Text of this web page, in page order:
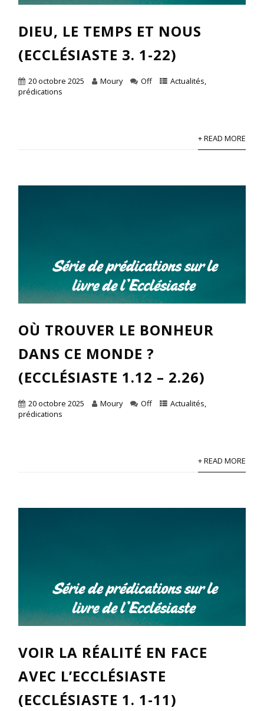
DIEU, LE TEMPS ET NOUS
(ECCLÉSIASTE 3. 1-22)
20 octobre 2025 Moury Off Actualités,
prédications
+ READ MORE
OÙ TROUVER LE BONHEUR
DANS CE MONDE ?
(ECCLÉSIASTE 1.12 – 2.26)
20 octobre 2025 Moury Off Actualités,
prédications
+ READ MORE
VOIR LA RÉALITÉ EN FACE
AVEC L’ECCLÉSIASTE
(ECCLÉSIASTE 1. 1-11)